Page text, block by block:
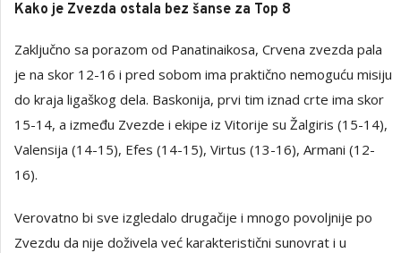
Kako je Zvezda ostala bez šanse za Top 8
Zaključno sa porazom od Panatinaikosa, Crvena zvezda pala
je na skor 12-16 i pred sobom ima praktično nemoguću misiju
do kraja ligaškog dela. Baskonija, prvi tim iznad crte ima skor
15-14, a između Zvezde i ekipe iz Vitorije su Žalgiris (15-14),
Valensija (14-15), Efes (14-15), Virtus (13-16), Armani (12-
16).
Verovatno bi sve izgledalo drugačije i mnogo povoljnije po
Zvezdu da nije doživela već karakteristični sunovrat i u